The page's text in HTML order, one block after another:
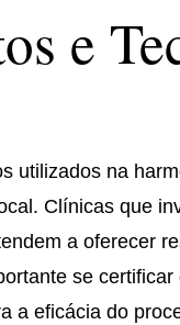
e
utilizados na
Clínicas que
a oferecer
se
a eficácia do